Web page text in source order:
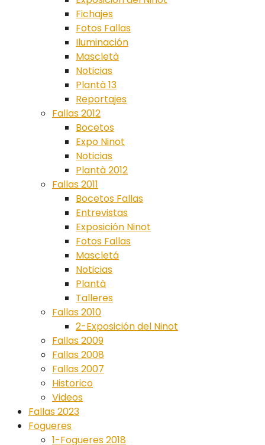
Fichajes
Fotos Fallas
Iluminación
Mascletà
Noticias
Plantà 13
Reportajes
Fallas 2012
Bocetos
Expo Ninot
Noticias
Plantà 2012
Fallas 2011
Bocetos Fallas
Entrevistas
Exposición Ninot
Fotos Fallas
Mascletá
Noticias
Plantà
Talleres
Fallas 2010
2-Exposición del Ninot
Fallas 2009
Fallas 2008
Fallas 2007
Historico
Videos
Fallas 2023
Fogueres
1-Fogueres 2018